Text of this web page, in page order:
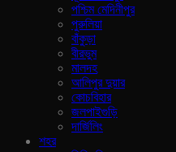
পশ্চিম মেদিনীপুর
পুরুলিয়া
বাঁকুড়া
বীরভুম
মালদহ
আলিপুর দুয়ার
কোচবিহার
জলপাইগুড়ি
দার্জিলিং
শহর